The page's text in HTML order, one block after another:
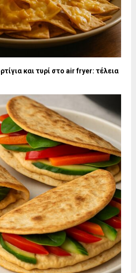
και τυρί στο air fryer: τέλεια